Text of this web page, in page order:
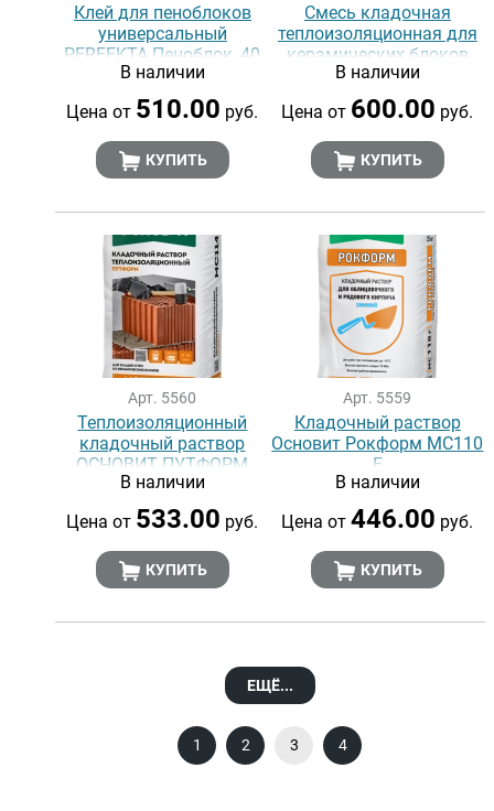
Клей для пеноблоков
универсальный
PERFEKTA Пеноблок, 40
кг
В наличии
Цена от 510.00 руб.
КУПИТЬ
Смесь кладочная
теплоизоляционная для
керамических блоков
PERFEKTA Линкер Термо,
20 кг
В наличии
Цена от 600.00 руб.
КУПИТЬ
Арт. 5560
Теплоизоляционный
кладочный раствор
ОСНОВИТ ПУТФОРМ
МС114
В наличии
Цена от 533.00 руб.
КУПИТЬ
Арт. 5559
Кладочный раствор
Основит Рокформ МС110
F
В наличии
Цена от446.00 руб.
КУПИТЬ
ЕЩЁ...
1 2 3 4